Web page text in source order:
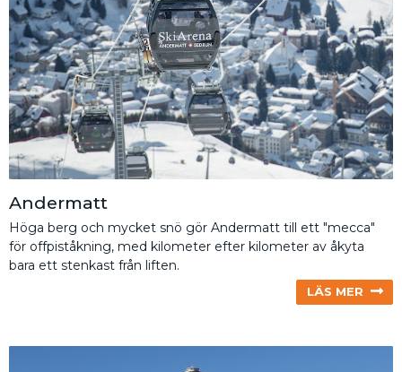
Andermatt
Höga berg och mycket snö gör Andermatt till ett "mecca"
för offpiståkning, med kilometer efter kilometer av åkyta
bara ett stenkast från liften.
LÄS MER